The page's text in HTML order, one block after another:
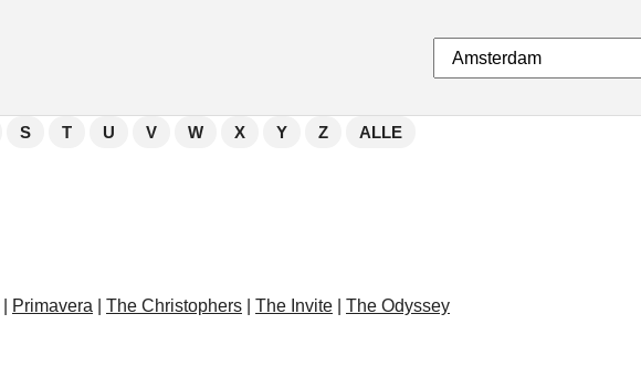
S T U V W X Y Z ALLE
Primavera The Christophers The Invite The Odyssey